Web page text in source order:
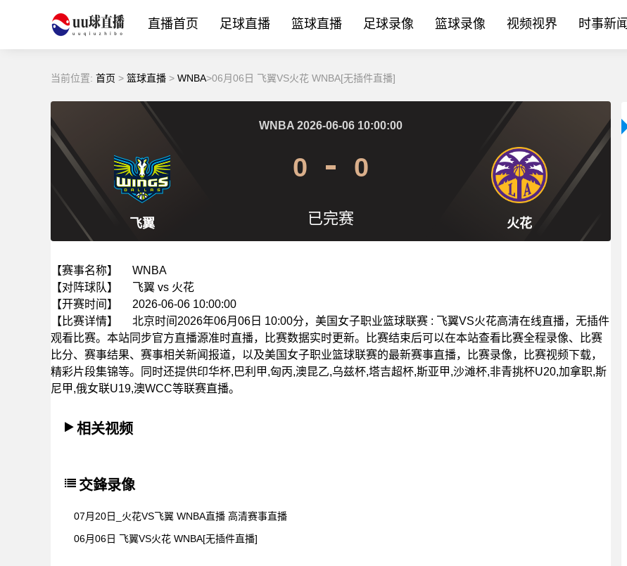
直播首页 足球直播 篮球直播 足球录像 篮球录像 视频视界 时事新闻
当前位置: 首页 > 篮球直播 > WNBA>06月06日 飞翼VS火花 WNBA[无插件直播]
飞翼 火花
WNBA 2026-06-06 10:00:00
0 0
已完赛
【赛事名称】
WNBA
【对阵球队】
飞翼 vs 火花
【开赛时间】
2026-06-06 10:00:00
【比赛详情】
北京时间2026年06月06日 10:00分，美国女子职业篮球联赛 : 飞翼VS火花高清在线直播，无插件
观看比赛。本站同步官方直播源准时直播，比赛数据实时更新。比赛结束后可以在本站查看比赛全程录像、比赛
比分、赛事结果、赛事相关新闻报道，以及美国女子职业篮球联赛的最新赛事直播，比赛录像，比赛视频下载，
精彩片段集锦等。同时还提供印华杯,巴利甲,匈丙,澳昆乙,乌兹杯,塔吉超杯,斯亚甲,沙滩杯,非青挑杯U20,加拿职,斯
尼甲,俄女联U19,澳WCC等联赛直播。
相关视频
交鋒录像
07月20日_火花VS飞翼 WNBA直播 高清赛事直播
06月06日 飞翼VS火花 WNBA[无插件直播]